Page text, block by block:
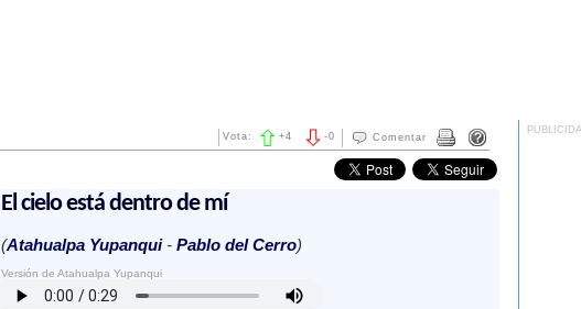
Comentar
-0
Vota: +4
El cielo está dentro de mí
(Atahualpa Yupanqui- Pablo del Cerro)
Versión de Atahualpa Yupanqui